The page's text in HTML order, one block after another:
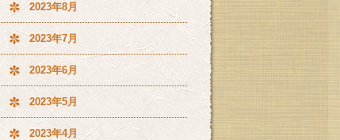
2023年8月
2023年7月
2023年6月
2023年5月
2023年4月